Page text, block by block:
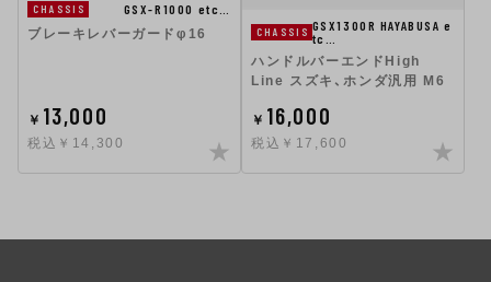
CHASSIS
GSX-R1000 etc…
ブレーキレバーガードφ16
￥ 13,000
税込￥14,300
CHASSIS GSX1300R HAYABUSA e
tc…
ハンドルバーエンドHigh
Line スズキ、ホンダ汎用 M6
￥ 16,000
税込￥17,600